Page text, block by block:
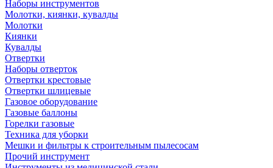
Наборы инструментов
Молотки, киянки, кувалды
Молотки
Киянки
Кувалды
Отвертки
Наборы отверток
Отвертки крестовые
Отвертки шлицевые
Газовое оборудование
Газовые баллоны
Горелки газовые
Техника для уборки
Мешки и фильтры к строительным пылесосам
Прочий инструмент